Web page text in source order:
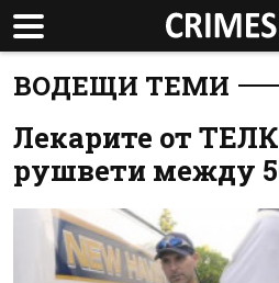
ВОДЕЩИ ТЕМИ
Лекарите от
рушвети между